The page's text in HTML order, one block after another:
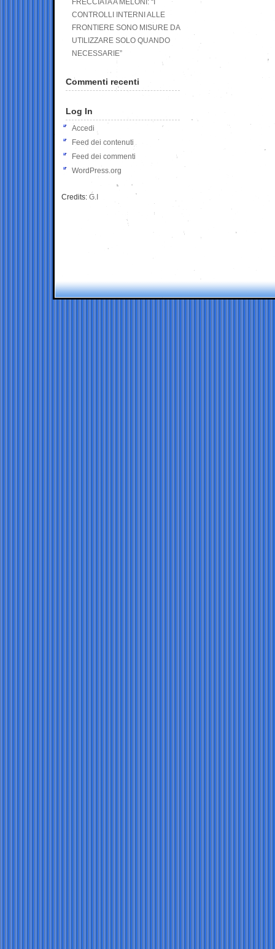
FRECCIATA A MELONI: “I
CONTROLLI INTERNI ALLE
FRONTIERE SONO MISURE DA
UTILIZZARE SOLO QUANDO
NECESSARIE”
Commenti recenti
Log In
Accedi
Feed dei contenuti
Feed dei commenti
WordPress.org
Credits: G.I